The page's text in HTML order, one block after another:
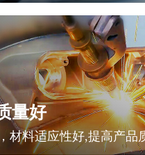
量好
材料适应性好,提高产品